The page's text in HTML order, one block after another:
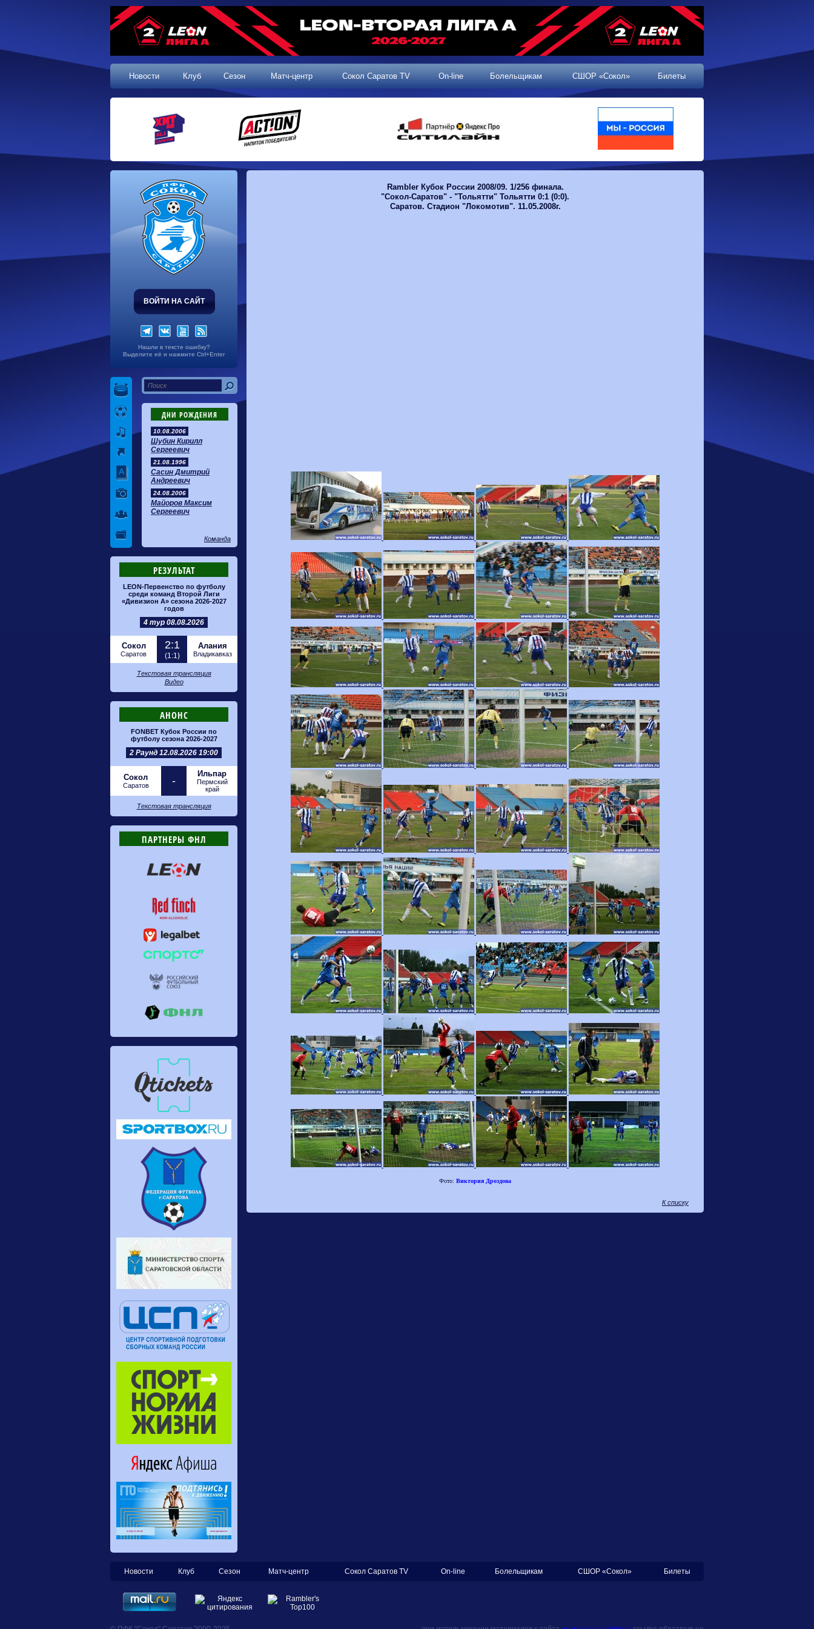
Новости Клуб Сезон Матч-центр Сокол Саратов TV On-line Болельщикам СШОР «Сокол» Билеты
ВОЙТИ НА САЙТ
Нашли в тексте ошибку?
Выделите её и нажмите Ctrl+Enter
ДНИ РОЖДЕНИЯ
10.08.2006
Шубин Кирилл
Сергеевич
21.08.1996
Сасин Дмитрий
Андреевич
24.08.2006
Майоров Максим
Сергеевич
Команда
РЕЗУЛЬТАТ
LEON-Первенство по футболу
среди команд Второй Лиги
«Дивизион А» сезона 2026-2027
годов
4 тур 08.08.2026
Сокол
Саратов
2:1
(1:1)
Алания
Владикавказ
Текстовая трансляция
Видео
АНОНС
FONBET Кубок России по
футболу сезона 2026-2027
2 Раунд 12.08.2026 19:00
Сокол
Саратов -
Ильпар
Пермский
край
Текстовая трансляция
ПАРТНЕРЫ ФНЛ
Rambler Кубок России 2008/09. 1/256 финала.
"Сокол-Саратов" - "Тольятти" Тольятти 0:1 (0:0).
Саратов. Стадион "Локомотив". 11.05.2008г.
Фото: Виктория Дроздова
К списку
Новости Клуб Сезон Матч-центр Сокол Саратов TV On-line Болельщикам СШОР «Сокол» Билеты